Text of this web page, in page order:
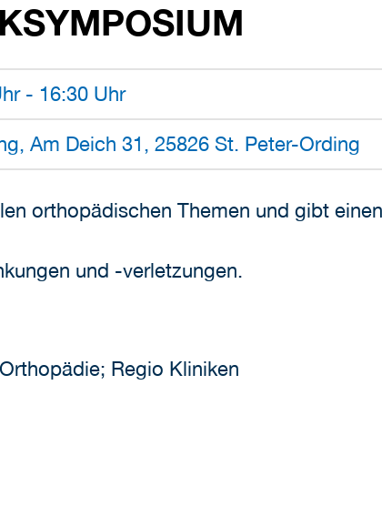
- 16:30 Uhr
Am Deich 31, 25826 St. Peter-Ording
orthopädischen Themen und gibt
und -verletzungen.
Regio Kliniken